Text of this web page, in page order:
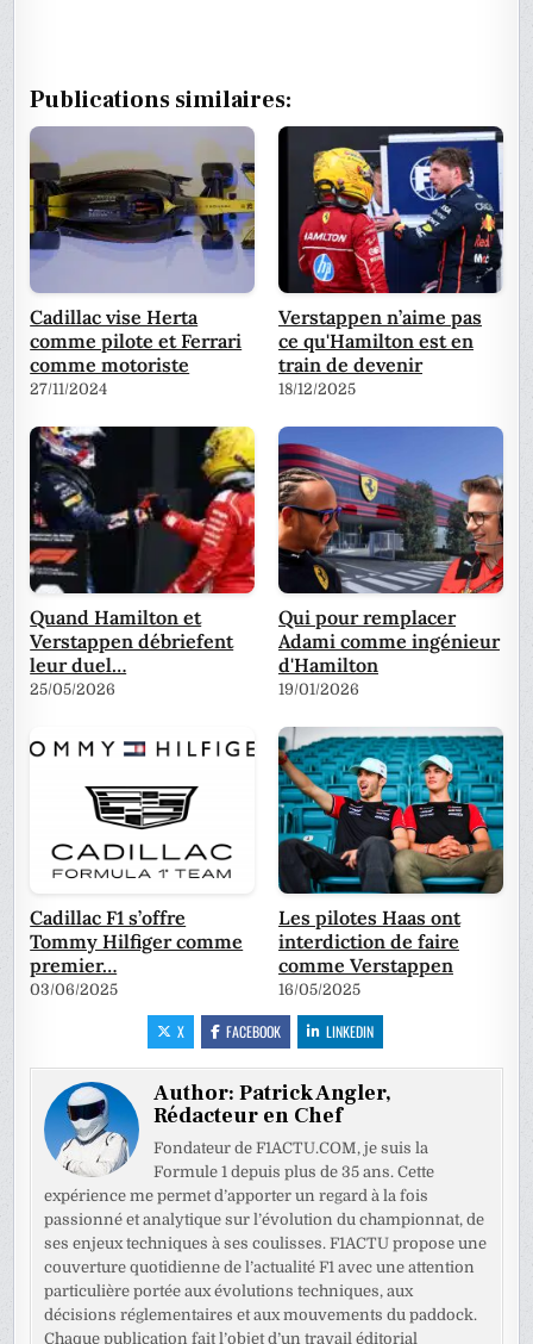
Publications similaires:
Cadillac vise Herta
comme pilote et Ferrari
comme motoriste
27/11/2024
Verstappen n’aime pas
ce qu'Hamilton est en
train de devenir
18/12/2025
Quand Hamilton et
Verstappen débriefent
leur duel…
25/05/2026
Qui pour remplacer
Adami comme ingénieur
d'Hamilton
19/01/2026
Cadillac F1 s’offre
Tommy Hilfiger comme
premier…
03/06/2025
Les pilotes Haas ont
interdiction de faire
comme Verstappen
16/05/2025
X FACEBOOK LINKEDIN
Author:Patrick Angler,
Rédacteur en Chef
Fondateur de F1ACTU.COM, je suis la
Formule 1 depuis plus de 35 ans. Cette
expérience me permet d’apporter un regard à la fois
passionné et analytique sur l’évolution du championnat, de
ses enjeux techniques à ses coulisses. F1ACTU propose une
couverture quotidienne de l’actualité F1 avec une attention
particulière portée aux évolutions techniques, aux
décisions réglementaires et aux mouvements du paddock.
Chaque publication fait l’objet d’un travail éditorial